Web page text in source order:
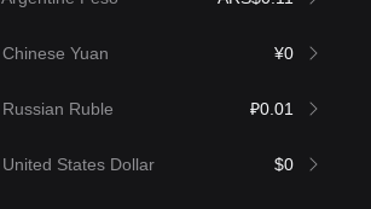
Chinese Yuan ¥0
Russian Ruble ₽0.01
United States Dollar $0